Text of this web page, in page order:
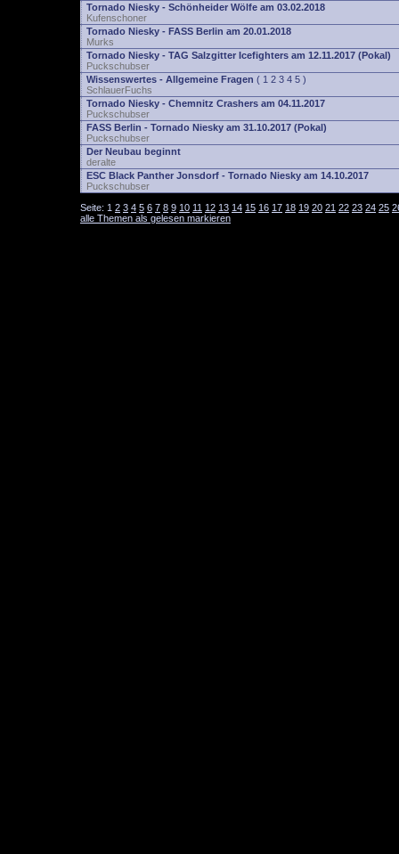
Tornado Niesky - Schönheider Wölfe am 03.02.2018
Kufenschoner
Tornado Niesky - FASS Berlin am 20.01.2018
Murks
Tornado Niesky - TAG Salzgitter Icefighters am 12.11.2017 (Pokal)
Puckschubser
Wissenswertes - Allgemeine Fragen ( 1 2 3 4 5 )
SchlauerFuchs
Tornado Niesky - Chemnitz Crashers am 04.11.2017
Puckschubser
FASS Berlin - Tornado Niesky am 31.10.2017 (Pokal)
Puckschubser
Der Neubau beginnt
deralte
ESC Black Panther Jonsdorf - Tornado Niesky am 14.10.2017
Puckschubser
Seite: 1 2 3 4 5 6 7 8 9 10 11 12 13 14 15 16 17 18 19 20 21 22 23 24 25
alle Themen als gelesen markieren